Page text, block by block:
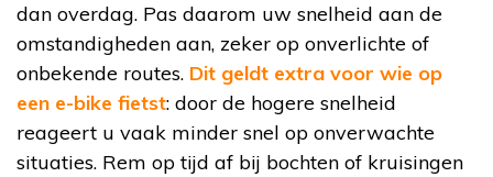
dan overdag. Pas daarom uw snelheid aan de
omstandigheden aan, zeker op onverlichte of
onbekende routes. Dit geldt extra voor wie op
een e-bike fietst: door de hogere snelheid
reageert u vaak minder snel op onverwachte
situaties. Rem op tijd af bij bochten of kruisingen